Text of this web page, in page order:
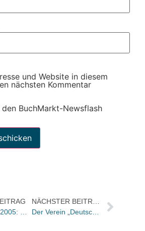
und Website in diesem
nächsten Kommentar
BuchMarkt-Newsflash